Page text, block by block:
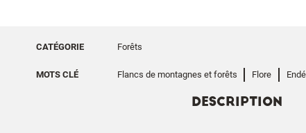
CATÉGORIE Forêts
MOTS CLÉ Flancs de montagnes et forêts Flore
DESCRIPTION